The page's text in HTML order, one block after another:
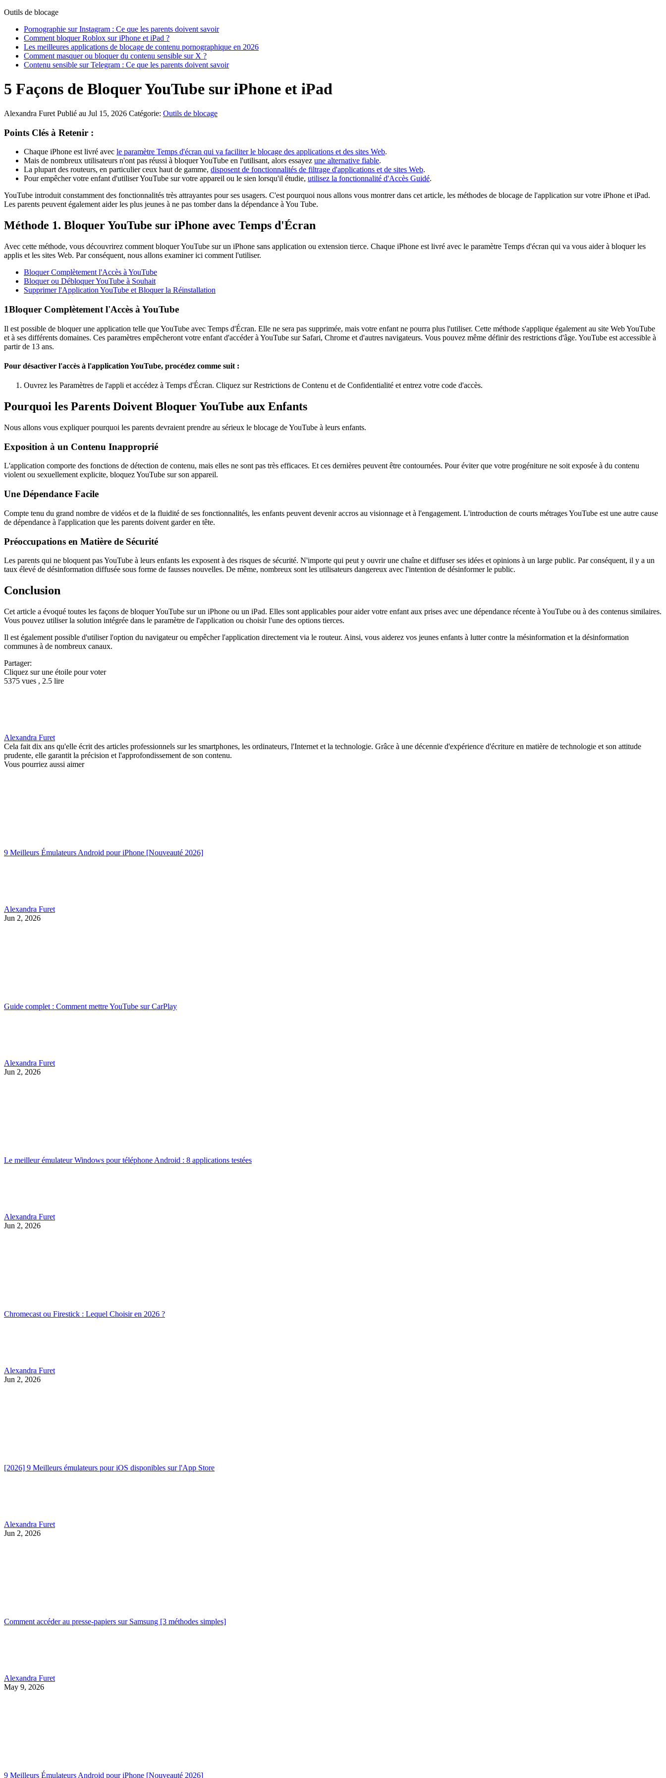
Outils de blocage
Pornographie sur Instagram : Ce que les parents doivent savoir
Comment bloquer Roblox sur iPhone et iPad ?
Les meilleures applications de blocage de contenu pornographique en 2026
Comment masquer ou bloquer du contenu sensible sur X ?
Contenu sensible sur Telegram : Ce que les parents doivent savoir
5 Façons de Bloquer YouTube sur iPhone et iPad
Alexandra Furet Publié au Jul 15, 2026 Catégorie: Outils de blocage
Points Clés à Retenir :
Chaque iPhone est livré avec le paramètre Temps d'écran qui va faciliter le blocage des applications et des sites Web.
Mais de nombreux utilisateurs n'ont pas réussi à bloquer YouTube en l'utilisant, alors essayez une alternative fiable.
La plupart des routeurs, en particulier ceux haut de gamme, disposent de fonctionnalités de filtrage d'applications et de sites Web.
Pour empêcher votre enfant d'utiliser YouTube sur votre appareil ou le sien lorsqu'il étudie, utilisez la fonctionnalité d'Accès Guidé.
YouTube introduit constamment des fonctionnalités très attrayantes pour ses usagers. C'est pourquoi nous allons vous montrer dans cet article, les méthodes de blocage de l'application sur votre iPhone et iPad.
Les parents peuvent également aider les plus jeunes à ne pas tomber dans la dépendance à You Tube.
Méthode 1. Bloquer YouTube sur iPhone avec Temps d'Écran
Avec cette méthode, vous découvrirez comment bloquer YouTube sur un iPhone sans application ou extension tierce. Chaque iPhone est livré avec le paramètre Temps d'écran qui va vous aider à bloquer les
applis et les sites Web. Par conséquent, nous allons examiner ici comment l'utiliser.
Bloquer Complètement l'Accès à YouTube
Bloquer ou Débloquer YouTube à Souhait
Supprimer l'Application YouTube et Bloquer la Réinstallation
1Bloquer Complètement l'Accès à YouTube
Il est possible de bloquer une application telle que YouTube avec Temps d'Écran. Elle ne sera pas supprimée, mais votre enfant ne pourra plus l'utiliser. Cette méthode s'applique également au site Web YouTube
et à ses différents domaines. Ces paramètres empêcheront votre enfant d'accéder à YouTube sur Safari, Chrome et d'autres navigateurs. Vous pouvez même définir des restrictions d'âge. YouTube est accessible à
partir de 13 ans.
Pour désactiver l'accès à l'application YouTube, procédez comme suit :
Ouvrez les Paramètres de l'appli et accédez à Temps d'Écran. Cliquez sur Restrictions de Contenu et de Confidentialité et entrez votre code d'accès.
Pourquoi les Parents Doivent Bloquer YouTube aux Enfants
Nous allons vous expliquer pourquoi les parents devraient prendre au sérieux le blocage de YouTube à leurs enfants.
Exposition à un Contenu Inapproprié
L'application comporte des fonctions de détection de contenu, mais elles ne sont pas très efficaces. Et ces dernières peuvent être contournées. Pour éviter que votre progéniture ne soit exposée à du contenu
violent ou sexuellement explicite, bloquez YouTube sur son appareil.
Une Dépendance Facile
Compte tenu du grand nombre de vidéos et de la fluidité de ses fonctionnalités, les enfants peuvent devenir accros au visionnage et à l'engagement. L'introduction de courts métrages YouTube est une autre cause
de dépendance à l'application que les parents doivent garder en tête.
Préoccupations en Matière de Sécurité
Les parents qui ne bloquent pas YouTube à leurs enfants les exposent à des risques de sécurité. N'importe qui peut y ouvrir une chaîne et diffuser ses idées et opinions à un large public. Par conséquent, il y a un
taux élevé de désinformation diffusée sous forme de fausses nouvelles. De même, nombreux sont les utilisateurs dangereux avec l'intention de désinformer le public.
Conclusion
Cet article a évoqué toutes les façons de bloquer YouTube sur un iPhone ou un iPad. Elles sont applicables pour aider votre enfant aux prises avec une dépendance récente à YouTube ou à des contenus similaires.
Vous pouvez utiliser la solution intégrée dans le paramètre de l'application ou choisir l'une des options tierces.
Il est également possible d'utiliser l'option du navigateur ou empêcher l'application directement via le routeur. Ainsi, vous aiderez vos jeunes enfants à lutter contre la mésinformation et la désinformation
communes à de nombreux canaux.
Partager:
Cliquez sur une étoile pour voter
5375 vues , 2.5 lire
Alexandra Furet
Cela fait dix ans qu'elle écrit des articles professionnels sur les smartphones, les ordinateurs, l'Internet et la technologie. Grâce à une décennie d'expérience d'écriture en matière de technologie et son attitude
prudente, elle garantit la précision et l'approfondissement de son contenu.
Vous pourriez aussi aimer
9 Meilleurs Émulateurs Android pour iPhone [Nouveauté 2026]
Alexandra Furet
Jun 2, 2026
Guide complet : Comment mettre YouTube sur CarPlay
Alexandra Furet
Jun 2, 2026
Le meilleur émulateur Windows pour téléphone Android : 8 applications testées
Alexandra Furet
Jun 2, 2026
Chromecast ou Firestick : Lequel Choisir en 2026 ?
Alexandra Furet
Jun 2, 2026
[2026] 9 Meilleurs émulateurs pour iOS disponibles sur l'App Store
Alexandra Furet
Jun 2, 2026
Comment accéder au presse-papiers sur Samsung [3 méthodes simples]
Alexandra Furet
May 9, 2026
9 Meilleurs Émulateurs Android pour iPhone [Nouveauté 2026]